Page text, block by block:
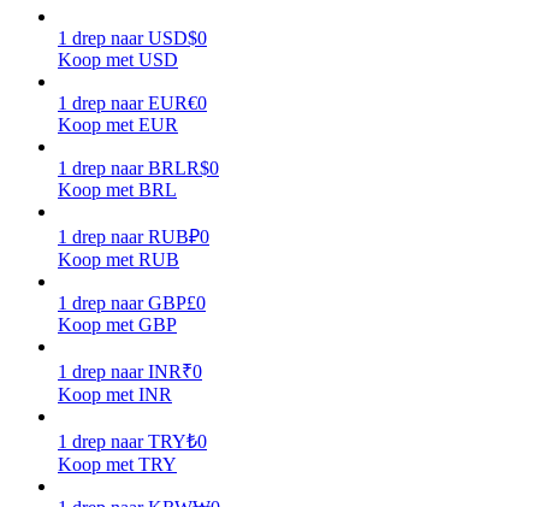
Verdienen
Macht varkentje
Verdien dagelijks competitieve beloningen
1 drep naar USD$0
Koop met USD
1 drep naar EUR€0
Koop met EUR
1 drep naar BRLR$0
Koop met BRL
1 drep naar RUB₽0
Koop met RUB
1 drep naar GBP£0
Koop met GBP
1 drep naar INR₹0
Koop met INR
1 drep naar TRY₺0
Koop met TRY